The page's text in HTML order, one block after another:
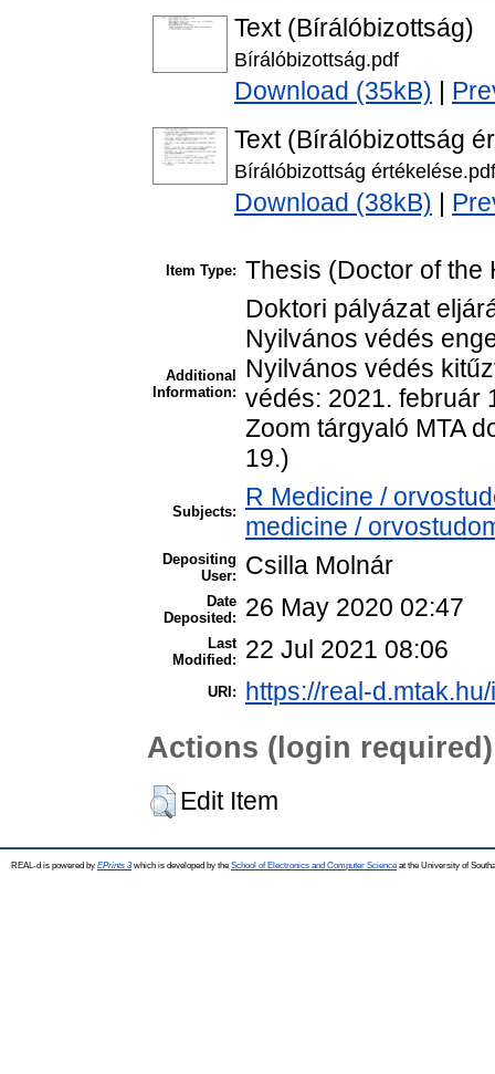
Text (Bírálóbizottság)
Bírálóbizottság.pdf
Download (35kB)
Text (Bírálóbizottság
Bírálóbizottság értékelése.pdf
Download (38kB)
Item Type: Thesis (Doctor of the
Additional
Information:
Doktori pályázat
Nyilvános védés
Nyilvános védés
védés: 2021. február
Zoom tárgyaló MTA
19.)
Subjects:
R Medicine /
medicine /
Depositing
User:
Csilla Molnár
Date
Deposited:
26 May 2020 02:47
Last
Modified:
22 Jul 2021 08:06
URI: https://real-
Actions (login required)
Edit Item
REAL-d is powered by EPrints 3which is developed by the School of Electronics and Computer Science at the University of